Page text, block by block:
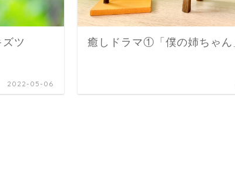
ツ
2022-05-06
癒しドラマ①「僕の姉ちゃん